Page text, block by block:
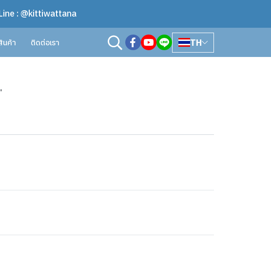
: @kittiwattana
นค้า ติดต่อเรา TH